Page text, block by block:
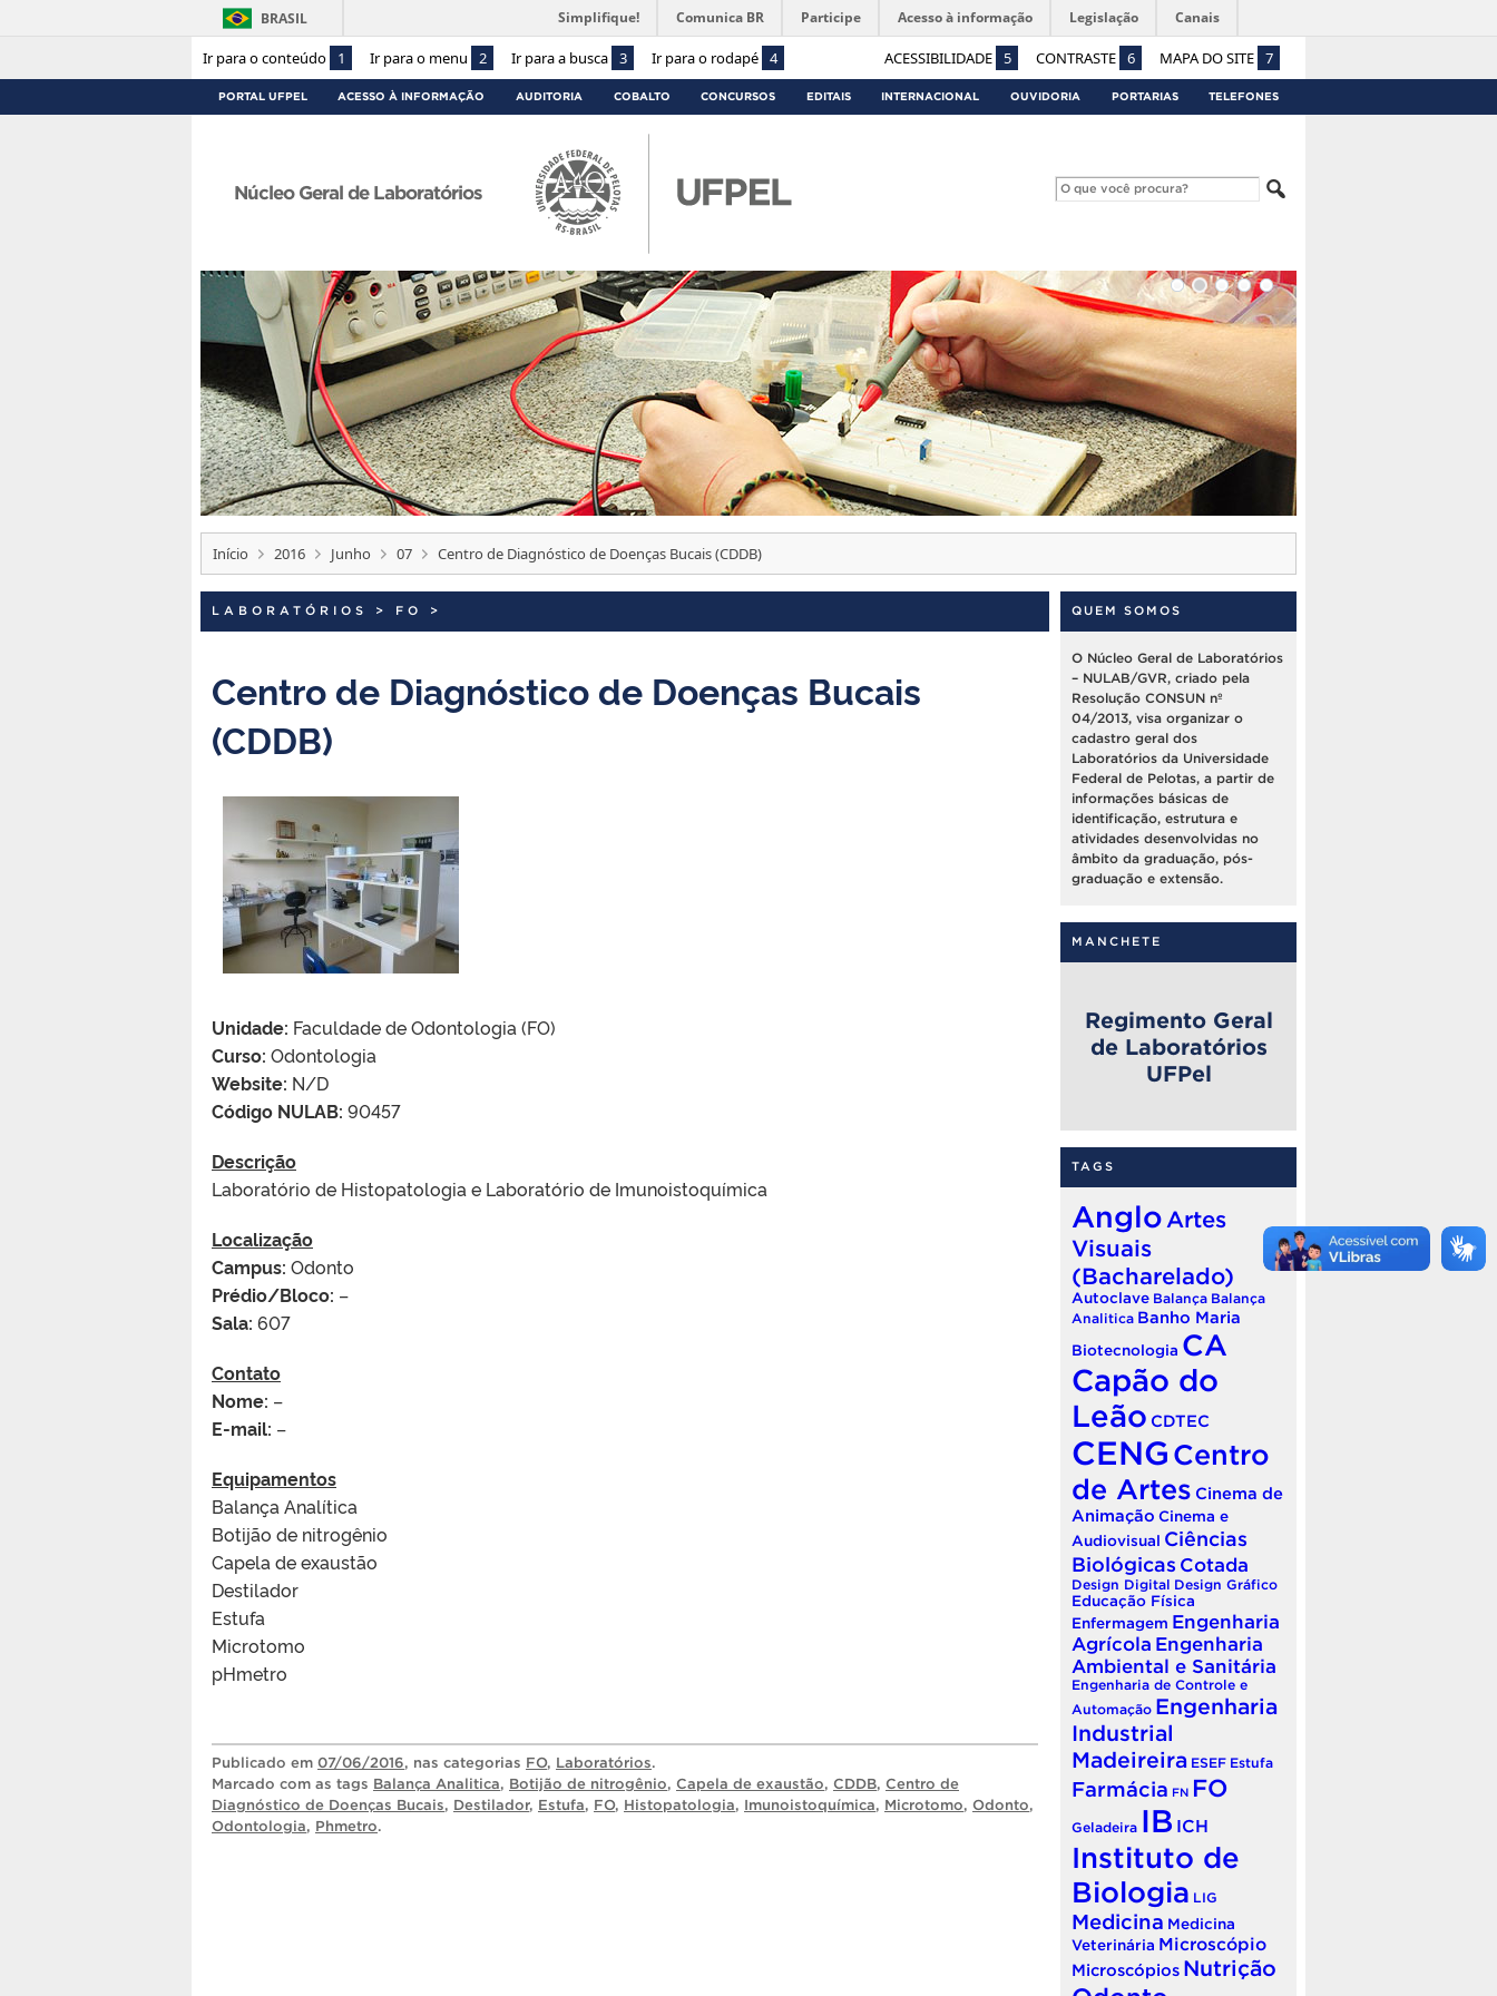
Ir para o conteúdo 1 Ir para o menu 2 Ir para a busca 3 Ir para o rodapé 4 ACESSIBILIDADE 5 CONTRASTE 6 MAPA DO SITE 7
BRASIL Simplifique! Comunica BR Participe Acesso à informação Legislação Canais
PORTAL UFPEL ACESSO À INFORMAÇÃO AUDITORIA COBALTO CONCURSOS EDITAIS INTERNACIONAL OUVIDORIA PORTARIAS TELEFONES
Núcleo Geral de Laboratórios
Início 2016 Junho 07 Centro de Diagnóstico de Doenças Bucais (CDDB)
LABORATÓRIOS > FO >
Centro de Diagnóstico de Doenças Bucais
(CDDB)
Unidade: Faculdade de Odontologia (FO)
Curso: Odontologia
Website: N/D
Código NULAB: 90457
Descrição
Laboratório de Histopatologia e Laboratório de Imunoistoquímica
Localização
Campus: Odonto
Prédio/Bloco: –
Sala: 607
Contato
Nome: –
E-mail: –
Equipamentos
Balança Analítica
Botijão de nitrogênio
Capela de exaustão
Destilador
Estufa
Microtomo
pHmetro
Publicado em 07/06/2016, nas categorias FO, Laboratórios.
Marcado com as tags Balança Analitica, Botijão de nitrogênio, Capela de exaustão, CDDB, Centro de
Diagnóstico de Doenças Bucais, Destilador, Estufa, FO, Histopatologia, Imunoistoquímica, Microtomo, Odonto,
Odontologia, Phmetro.
QUEM SOMOS
O Núcleo Geral de Laboratórios
– NULAB/GVR, criado pela
Resolução CONSUN nº
04/2013, visa organizar o
cadastro geral dos
Laboratórios da Universidade
Federal de Pelotas, a partir de
informações básicas de
identificação, estrutura e
atividades desenvolvidas no
âmbito da graduação, pós-
graduação e extensão.
MANCHETE
Regimento Geral
de Laboratórios
UFPel
TAGS
Anglo Artes
Visuais
(Bacharelado)
Autoclave Balança Balança
Analitica Banho Maria
Biotecnologia CA
Capão do
Leão CDTEC
CENG Centro
de Artes Cinema de
Animação Cinema e
Audiovisual Ciências
Biológicas Cotada
Design Digital Design Gráfico
Educação Física
Enfermagem Engenharia
Agrícola Engenharia
Ambiental e Sanitária
Engenharia de Controle e
Automação Engenharia
Industrial
Madeireira ESEF Estufa
Farmácia FN FO
Geladeira IB ICH
Instituto de
Biologia LIG
Medicina Medicina
Veterinária Microscópio
Microscópios Nutrição